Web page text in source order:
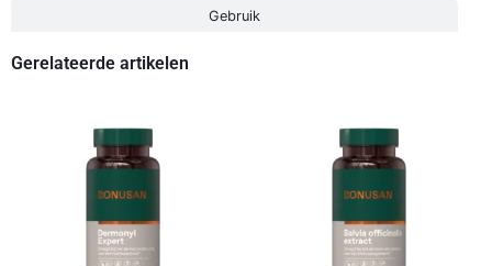
Gebruik
Gerelateerde artikelen